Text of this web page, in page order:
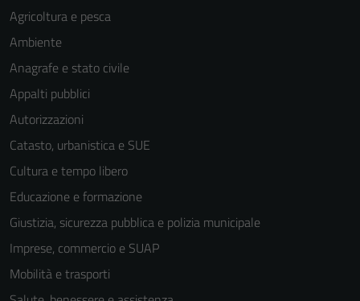
Agricoltura e pesca
Ambiente
Anagrafe e stato civile
Appalti pubblici
Autorizzazioni
Catasto, urbanistica e SUE
Cultura e tempo libero
Educazione e formazione
Giustizia, sicurezza pubblica e polizia municipale
Imprese, commercio e SUAP
Mobilità e trasporti